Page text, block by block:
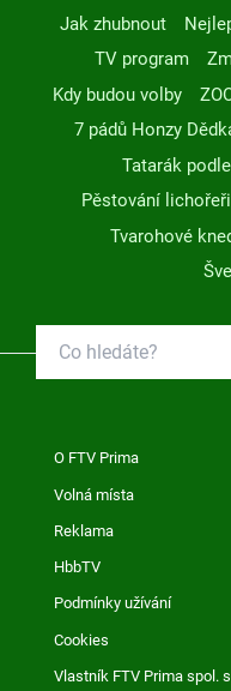
Jak zhubnout
TV program
Kdy budou volby
7 pádů Honzy
Tatarák
Pěstování
Tvarohové
O FTV Prima
Volná místa
Reklama
HbbTV
Podmínky užívání
Cookies
Vlastník FTV Prima spol. s